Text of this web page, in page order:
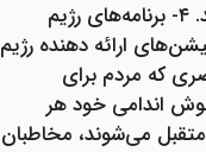
دامن می‌زنند. ۴- برنامه‌های رژیم
ارائه دهنده رژیم
که مردم برای
اندامی خود هر
می‌شوند، مخاطبان